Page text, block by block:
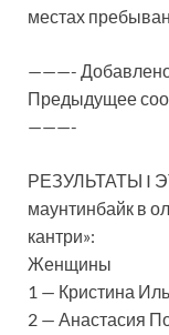
местах
———-
Предыдущее
———-
РЕЗУЛЬТАТЫ I
маунтинбайк в
кантри»:
Женщины
1 — Кристина
2 — Анастасия